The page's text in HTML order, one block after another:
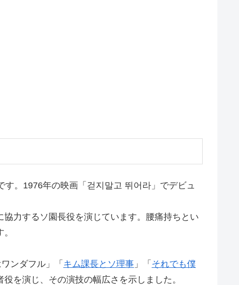
。1976年の映画「걷지말고 뛰어라」でデビュ
力するソ園長役を演じています。腰痛持ちとい
ンダフル」「 キム課長とソ理事 」「 それでも僕
を演じ、その演技の幅広さを示しました。